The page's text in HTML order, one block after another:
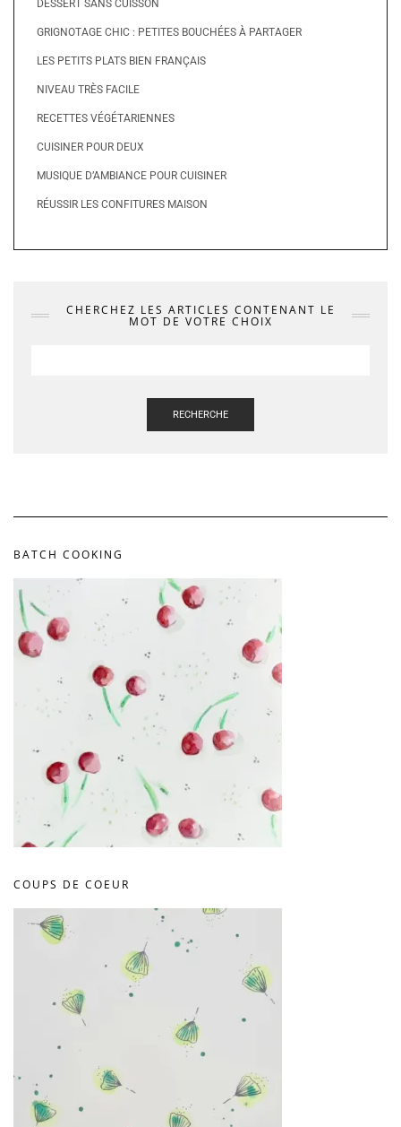
DESSERT SANS CUISSON
GRIGNOTAGE CHIC : PETITES BOUCHÉES À PARTAGER
LES PETITS PLATS BIEN FRANÇAIS
NIVEAU TRÈS FACILE
RECETTES VÉGÉTARIENNES
CUISINER POUR DEUX
MUSIQUE D’AMBIANCE POUR CUISINER
RÉUSSIR LES CONFITURES MAISON
CHERCHEZ LES ARTICLES CONTENANT LE
MOT DE VOTRE CHOIX
RECHERCHE
BATCH COOKING
COUPS DE COEUR